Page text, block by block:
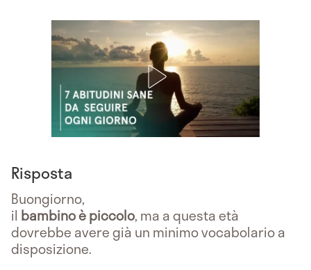
Risposta
Buongiorno,
il bambino è piccolo, ma a questa età
dovrebbe avere già un minimo vocabolario a
disposizione.